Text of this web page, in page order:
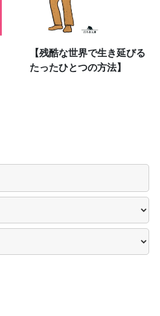
【残酷な世界で生き延びる
たったひとつの方法】